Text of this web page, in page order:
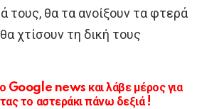
τους, θα τα ανοίξουν τα φτερά
χτίσουν τη δική τους
Google news και λάβε μέρος για
το αστεράκι πάνω δεξιά !